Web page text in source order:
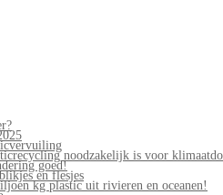
noodzakelijk is voor
goed!
en flesjes
kg plastic uit rivieren en oceanen!